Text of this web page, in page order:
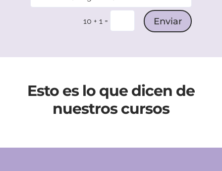
10 + 1 = Enviar
Esto es lo que dicen de
nuestros cursos